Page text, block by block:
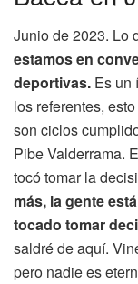
Junio de 2023. Lo
estamos en
deportivas. Es un
los referentes,
son ciclos
Pibe Valderrama.
tocó tomar la
más, la gente
tocado tomar
saldré de aquí.
pero nadie es